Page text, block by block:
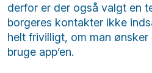
derfor er der også valgt en
borgeres kontakter ikke
helt frivilligt, om man
bruge app’en.